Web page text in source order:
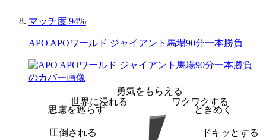
マッチ度 94%
APO APOワールド ジャイアント馬場90分一本勝負
勇気をもらえる
ワクワクする
ときめく
ドキッとする
圧倒される
思慮を巡らす
世界に浸れる